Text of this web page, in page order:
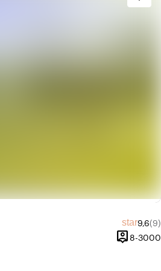
star9,6(9)
person_pin
Capaciteit
8-3000
home
Huiselijk